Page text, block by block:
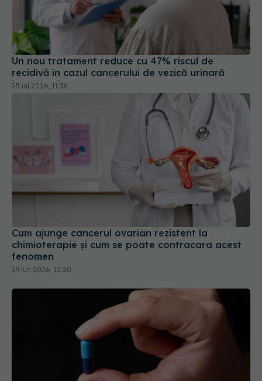
Un nou tratament reduce cu 47% riscul de
recidivă în cazul cancerului de vezică urinară
25 iul 2026, 11:36
Cum ajunge cancerul ovarian rezistent la
chimioterapie și cum se poate contracara acest
fenomen
29 iun 2026, 12:20